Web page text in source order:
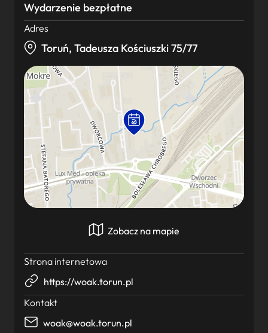
Wydarzenie bezpłatne
Adres
Toruń, Tadeusza Kościuszki 75/77
Zobacz na mapie
Strona internetowa
https://woak.torun.pl
Kontakt
woak@woak.torun.pl